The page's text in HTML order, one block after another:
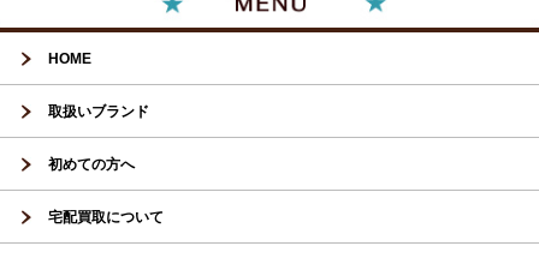
HOME
取扱いブランド
初めての方へ
宅配買取について